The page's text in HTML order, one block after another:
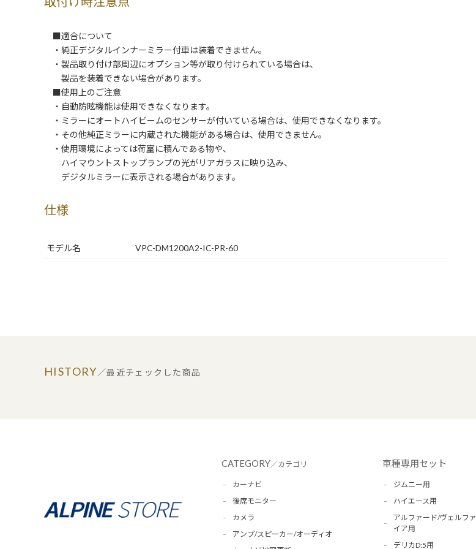
■適合について
・純正デジタルインナーミラー付車は装着できません。
・製品取り付け部周辺にオプション等が取り付けられている場合は、
製品を装着できない場合があります。
■使用上のご注意
・自動防眩機能は使用できなくなります。
・ミラーにオートハイビームのセンサーが付いている場合は、使用できなくなります。
・その他純正ミラーに内蔵された機能がある場合は、使用できません。
・使用環境によっては荷室に積んである物や、
ハイマウントストップランプの光がリアガラスに映り込み、
デジタルミラーに表示される場合があります。
仕様
モデル名 VPC-DM1200A2-IC-PR-60
HISTORY／最近チェックした商品
CATEGORY／カテゴリ
カーナビ
後席モニター
カメラ
アンプ/スピーカー/オーディオ
車種専用セット
ジムニー用
ハイエース用
アルファード/ヴェルファ
イア用
デリカD:5用